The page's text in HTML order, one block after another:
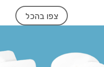
צפו בהכל